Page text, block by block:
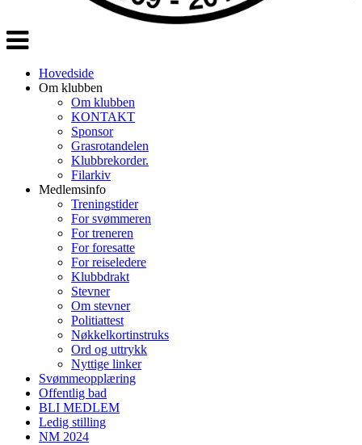
Veksle
navigasjon
Hovedside
Om klubben
Om klubben
KONTAKT
Sponsor
Grasrotandelen
Klubbrekorder.
Filarkiv
Medlemsinfo
Treningstider
For svømmeren
For treneren
For foresatte
For reiseledere
Klubbdrakt
Stevner
Om stevner
Politiattest
Nøkkelkortinstruks
Ord og uttrykk
Nyttige linker
Svømmeopplæring
Offentlig bad
BLI MEDLEM
Ledig stilling
NM 2024